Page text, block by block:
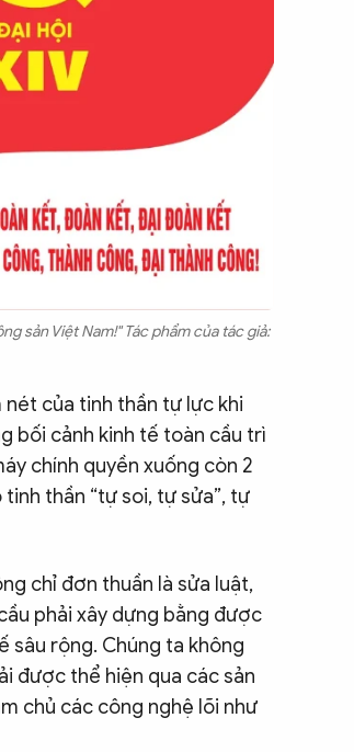
sản Việt Nam!" Tác phẩm của tác giả:
nét của tinh thần tự lực khi
bối cảnh kinh tế toàn cầu trì
chính quyền xuống còn 2
thần “tự soi, tự sửa”, tự
chỉ đơn thuần là sửa luật,
phải xây dựng bằng được
sâu rộng. Chúng ta không
được thể hiện qua các sản
chủ các công nghệ lõi như